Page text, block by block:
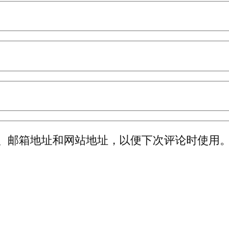
箱地址和网站地址，以便下次评论时使用。